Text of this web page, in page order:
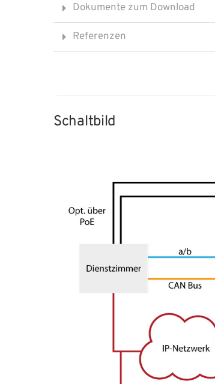
Dokumente zum Download
Referenzen
Schaltbild